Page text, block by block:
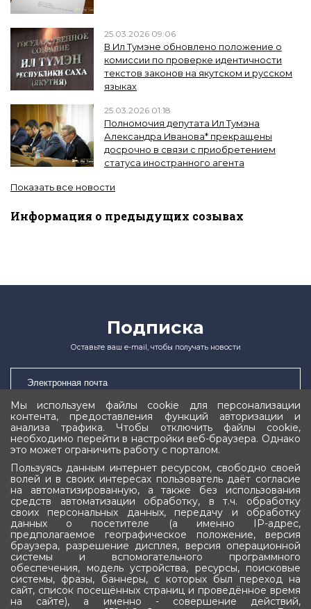
25.03.2026 09:06
В Ил Тумэне обновлено положение о
комиссии по проверке идентичности
текстов законов на якутском и русском
языках
25.03.2026 01:18
Полномочия депутата Ил Тумэна
Александра Иванова* прекращены
досрочно в связи с приобретением
статуса иностранного агента
Показать все новости
Информация о предыдущих созывах
Подписка
Оставьте ваш e-mail, чтобы получать новости
Подписаться
Государственное Собрание (Ил Тумэн)
Республики Саха (Якутия)
Мы используем файлы cookie для персонализации
контента, предоставления функций авторизации и
анализа трафика. Чтобы отключить файлы cookie,
необходимо перейти в настройки веб-браузера. Однако
это может ограничить работу с порталом.
Пользуясь данным интернет ресурсом, свободно своей
волей и в своих интересах пользователь даёт согласие
на автоматизированную, а также без использования
средств автоматизации обработку, в т.ч. обработку
своих персональных данных, передачу и обработку
данных о посетителе (а именно IP-адрес,
предполагаемое географическое положение, версия
браузера, разрешение дисплея, версия операционной
системы и вспомогательного программного
обеспечения, модель устройства, ресурсы, поисковые
системы, фразы, баннеры, с которых был переход на
сайт, список посещённых страниц и проведённое время
на сайте), а именно - совершение действий,